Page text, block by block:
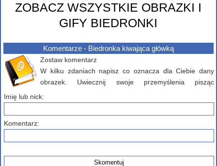
ZOBACZ WSZYSTKIE OBRAZKI I
GIFY BIEDRONKI
Komentarze - Biedronka kiwająca główką
Zostaw komentarz
W kilku zdaniach napisz co oznacza dla Ciebie dany
obrazek. Uwiecznij swoje przemyślenia pisząc
Imię lub nick:
Komentarz: